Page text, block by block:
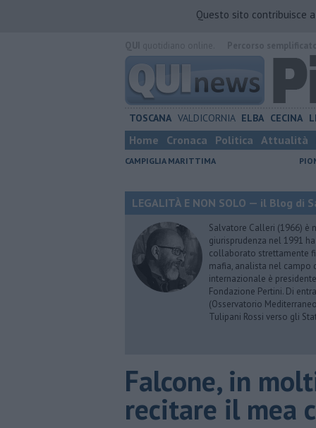
Questo sito contribuisce
TOSCANA VALDICORNIA ELBA CECINA
Home Cronaca Politica Attualità
CAMPIGLIA MARITTIMA
LEGALITÀ E NON SOLO — il Blog di
Salvatore Calleri (1966) è
giurisprudenza nel 1991
collaborato strettamente
mafia, analista nel campo
internazionale è
Fondazione Pertini. Di
(Osservatorio
Tulipani Rossi verso gli
Falcone, in
recitare il mea